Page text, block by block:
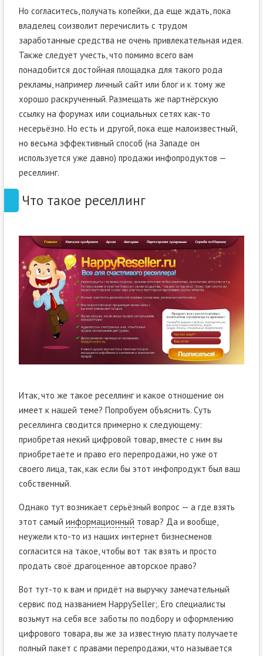
Но согласитесь, получать копейки, да еще ждать, пока
владелец соизволит перечислить с трудом
заработанные средства не очень привлекательная идея.
Также следует учесть, что помимо всего вам
понадобится достойная площадка для такого рода
рекламы, например личный сайт или блог и к тому же
хорошо раскрученный. Размещать же партнёрскую
ссылку на форумах или социальных сетях как-то
несерьёзно. Но есть и другой, пока еще малоизвестный,
но весьма эффективный способ (на Западе он
используется уже давно) продажи инфопродуктов —
реселлинг.
Что такое реселлинг
Итак, что же такое реселлинг и какое отношение он
имеет к нашей теме? Попробуем объяснить. Суть
реселлинга сводится примерно к следующему:
приобретая некий цифровой товар, вместе с ним вы
приобретаете и право его перепродажи, но уже от
своего лица, так, как если бы этот инфопродукт был ваш
собственный.
Однако тут возникает серьёзный вопрос — а где взять
этот самый информационный товар? Да и вообще,
неужели кто-то из наших интернет бизнесменов
согласится на такое, чтобы вот так взять и просто
продать своё драгоценное авторское право?
Вот тут-то к вам и придёт на выручку замечательный
сервис под названием HappySeller;. Его специалисты
возьмут на себя все заботы по подбору и оформлению
цифрового товара, вы же за известную плату получаете
полный пакет с правами перепродажи, что называется